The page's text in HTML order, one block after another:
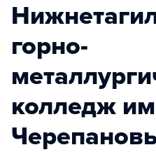
горно-
колледж